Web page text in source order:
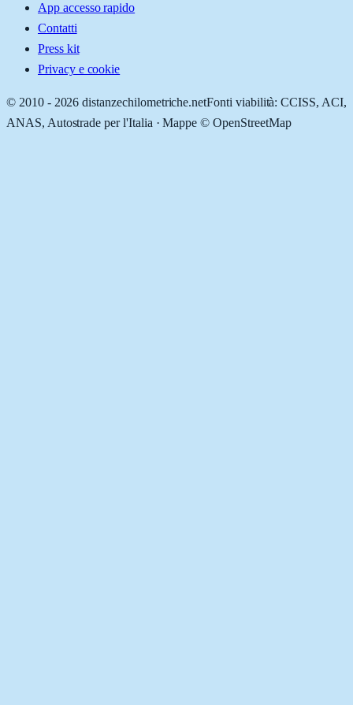
App accesso rapido
Contatti
Press kit
Privacy e cookie
© 2010 - 2026 distanzechilometriche.netFonti viabilità: CCISS, ACI,
ANAS, Autostrade per l'Italia · Mappe © OpenStreetMap